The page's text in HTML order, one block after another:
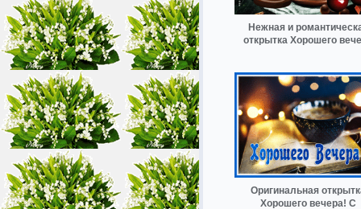
Нежная и
открытка Хорошего
Оригинальная
Хорошего вечера! С